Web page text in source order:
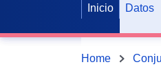
Inicio Datos
Home